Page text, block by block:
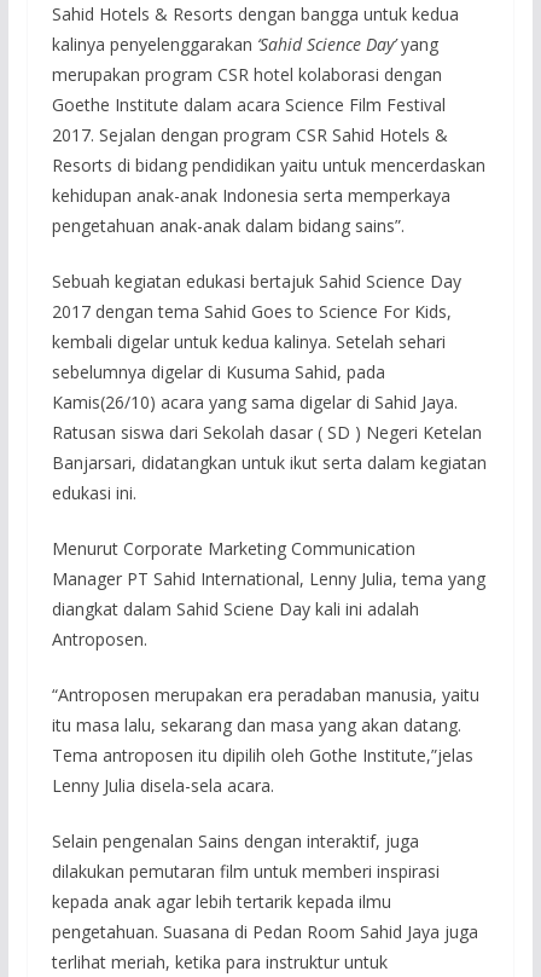
Sahid Hotels & Resorts dengan bangga untuk kedua
kalinya penyelenggarakan ‘Sahid Science Day’yang
merupakan program CSR hotel kolaborasi dengan
Goethe Institute dalam acara Science Film Festival
2017. Sejalan dengan program CSR Sahid Hotels &
Resorts di bidang pendidikan yaitu untuk mencerdaskan
kehidupan anak-anak Indonesia serta memperkaya
pengetahuan anak-anak dalam bidang sains”.
Sebuah kegiatan edukasi bertajuk Sahid Science Day
2017 dengan tema Sahid Goes to Science For Kids,
kembali digelar untuk kedua kalinya. Setelah sehari
sebelumnya digelar di Kusuma Sahid, pada
Kamis(26/10) acara yang sama digelar di Sahid Jaya.
Ratusan siswa dari Sekolah dasar ( SD ) Negeri Ketelan
Banjarsari, didatangkan untuk ikut serta dalam kegiatan
edukasi ini.
Menurut Corporate Marketing Communication
Manager PT Sahid International, Lenny Julia, tema yang
diangkat dalam Sahid Sciene Day kali ini adalah
Antroposen.
“Antroposen merupakan era peradaban manusia, yaitu
itu masa lalu, sekarang dan masa yang akan datang.
Tema antroposen itu dipilih oleh Gothe Institute,”jelas
Lenny Julia disela-sela acara.
Selain pengenalan Sains dengan interaktif, juga
dilakukan pemutaran film untuk memberi inspirasi
kepada anak agar lebih tertarik kepada ilmu
pengetahuan. Suasana di Pedan Room Sahid Jaya juga
terlihat meriah, ketika para instruktur untuk